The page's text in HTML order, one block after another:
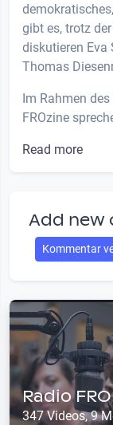
gibt es, trotz
diskutieren Eva
Thomas
Im Rahmen
FROzine
Read more
Add new
Kommentar
Radio FRO
347 Videos, 9